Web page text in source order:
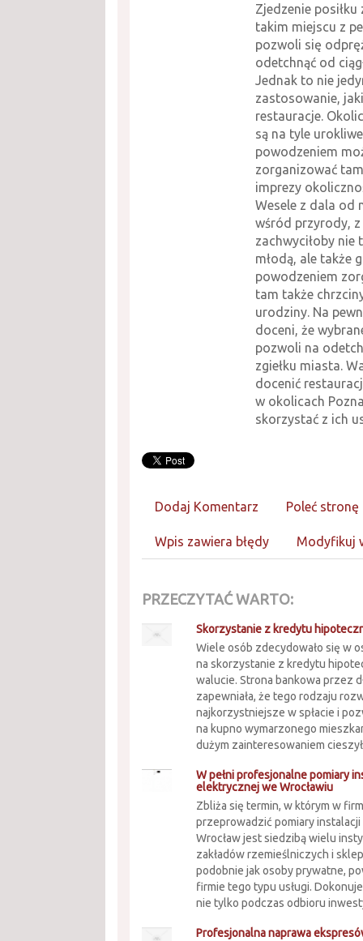
Zjedzenie
takim miejscu z
pozwoli się
odetchnąć od
Jednak to nie
zastosowanie,
restauracje.
są na tyle
powodzeniem
zorganizować
imprezy
Wesele z dala od
wśród przyrody, z
zachwyciłoby nie
młodą, ale także
powodzeniem
tam także
urodziny. Na
doceni, że
pozwoli na
zgiełku miasta.
docenić
w okolicach
skorzystać z ich
Dodaj Komentarz Poleć stronę
Wpis zawiera błędy Modyfikuj
PRZECZYTAĆ WARTO:
Skorzystanie z kredytu
Wiele osób zdecydowało się w
na skorzystanie z kredytu
walucie. Strona bankowa przez
zapewniała, że tego rodzaju
najkorzystniejsze w spłacie i
na kupno wymarzonego
dużym zainteresowaniem
W pełni profesjonalne pomiary
elektrycznej we Wrocławiu
Zbliża się termin, w którym w
przeprowadzić pomiary
Wrocław jest siedzibą wielu
zakładów rzemieślniczych i
podobnie jak osoby prywatne,
firmie tego typu usługi.
nie tylko podczas odbioru
Profesjonalna naprawa